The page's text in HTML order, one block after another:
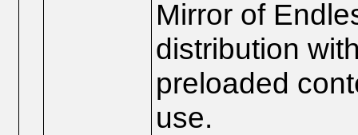
Mirror of
distribution
preloaded
use.